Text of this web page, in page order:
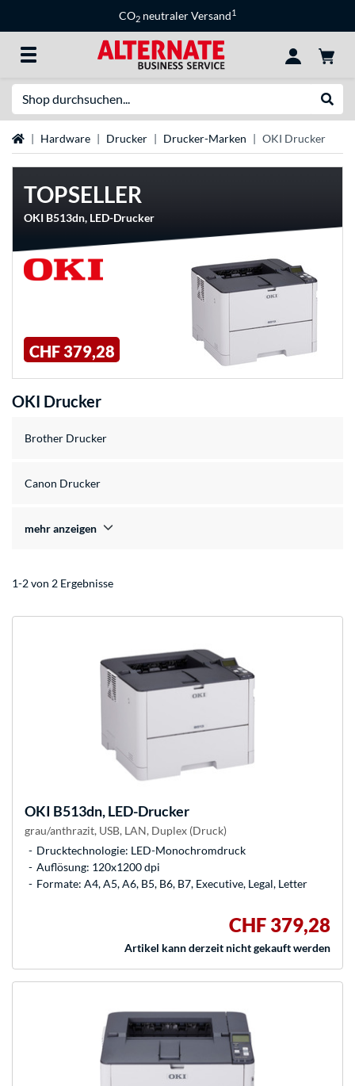
CO2 neutraler Versand1
StartseiteHardware Drucker Drucker-Marken OKI Drucker
TOPSELLER
OKI B513dn, LED-Drucker
CHF 379,28
OKI Drucker
Brother Drucker
Canon Drucker
mehr anzeigen
1-2 von 2 Ergebnisse
OKI B513dn, LED-Drucker
grau/anthrazit, USB, LAN, Duplex (Druck)
Drucktechnologie: LED-Monochromdruck
Auflösung: 120x1200 dpi
Formate: A4, A5, A6, B5, B6, B7, Executive, Legal, Letter
CHF 379,28
Artikel kann derzeit nicht gekauft werden